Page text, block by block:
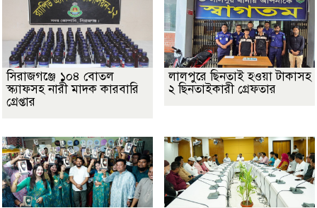
সিরাজগঞ্জে ১০৪ বোতল
স্ক্যাফসহ নারী মাদক কারবারি
গ্রেপ্তার
লালপুরে ছিনতাই হওয়া টাকাসহ
২ ছিনতাইকারী গ্রেফতার